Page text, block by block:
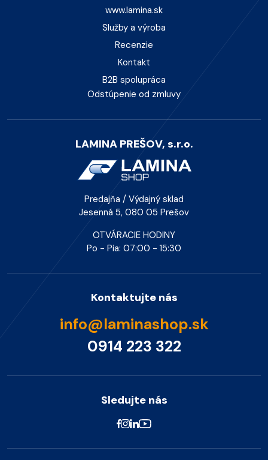
www.lamina.sk
Služby a výroba
Recenzie
Kontakt
B2B spolupráca
Odstúpenie od zmluvy
LAMINA PREŠOV, s.r.o.
Predajňa / Výdajný sklad
Jesenná 5, 080 05 Prešov
OTVÁRACIE HODINY
Po - Pia: 07:00 - 15:30
Kontaktujte nás
info@laminashop.sk
0914 223 322
Sledujte nás